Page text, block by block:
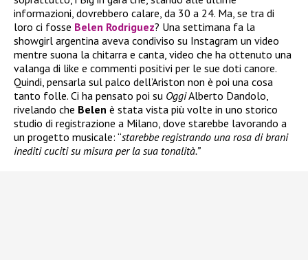
informazioni, dovrebbero calare, da 30 a 24. Ma, se tra di
loro ci fosse Belen Rodriguez? Una settimana fa la
showgirl argentina aveva condiviso su Instagram un video
mentre suona la chitarra e canta, video che ha ottenuto una
valanga di like e commenti positivi per le sue doti canore.
Quindi, pensarla sul palco dell’Ariston non è poi una cosa
tanto folle. Ci ha pensato poi su OggiAlberto Dandolo,
rivelando che Belen è stata vista più volte in uno storico
studio di registrazione a Milano, dove starebbe lavorando a
un progetto musicale: “starebbe registrando una rosa di brani
inediti cuciti su misura per la sua tonalità.”